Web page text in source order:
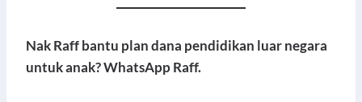
Nak Raff bantu plan dana pendidikan luar negara
untuk anak? WhatsApp Raff.